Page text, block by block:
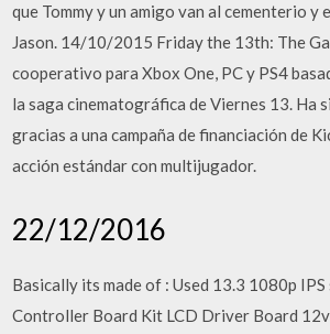
que Tommy y un amigo van al cementerio y
Jason. 14/10/2015 Friday the 13th: The
cooperativo para Xbox One, PC y PS4
la saga cinematográfica de Viernes 13. Ha
gracias a una campaña de financiación de
acción estándar con multijugador.
22/12/2016
Basically its made of : Used 13.3 1080p
Controller Board Kit LCD Driver Board